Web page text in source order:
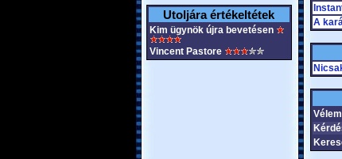
Utoljára értékeltétek
Kim ügynök újra bevetésen
Vincent Pastore
A